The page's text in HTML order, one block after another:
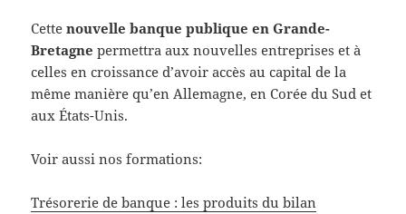
Cette nouvelle banque publique en Grande-
Bretagne permettra aux nouvelles entreprises et à
celles en croissance d’avoir accès au capital de la
même manière qu’en Allemagne, en Corée du Sud et
aux États-Unis.
Voir aussi nos formations:
Trésorerie de banque : les produits du bilan